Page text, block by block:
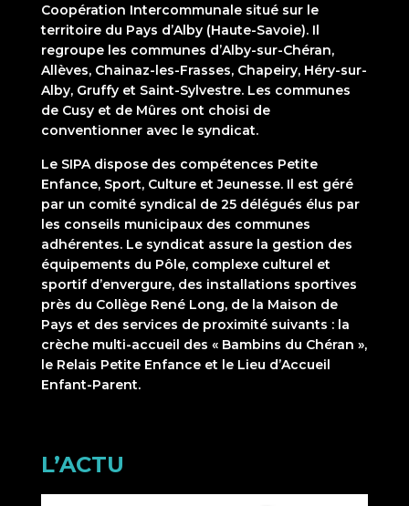
Coopération Intercommunale situé sur le
territoire du Pays d’Alby (Haute-Savoie). Il
regroupe les communes d’Alby-sur-Chéran,
Allèves, Chainaz-les-Frasses, Chapeiry, Héry-sur-
Alby, Gruffy et Saint-Sylvestre. Les communes
de Cusy et de Mûres ont choisi de
conventionner avec le syndicat.
Le SIPA dispose des compétences Petite
Enfance, Sport, Culture et Jeunesse. Il est géré
par un comité syndical de 25 délégués élus par
les conseils municipaux des communes
adhérentes. Le syndicat assure la gestion des
équipements du Pôle, complexe culturel et
sportif d’envergure, des installations sportives
près du Collège René Long, de la Maison de
Pays et des services de proximité suivants : la
crèche multi-accueil des « Bambins du Chéran »,
le Relais Petite Enfance et le Lieu d’Accueil
Enfant-Parent.
L’ACTU